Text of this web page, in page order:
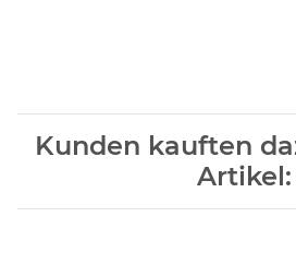
Kunden kauften
Artikel: